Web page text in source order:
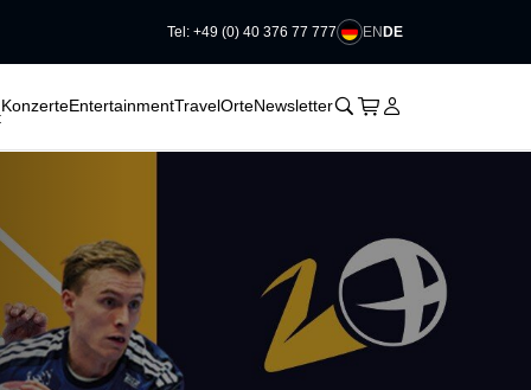
Tel: +49 (0) 40 376 77 777 ENDE
KonzerteEntertainmentTravelOrteNewsletter􀊫 Warenkorb
􀍩 Login
􀉩